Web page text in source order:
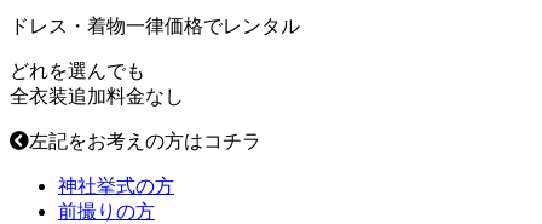
ドレス・着物一律価格でレンタル
どれを選んでも
全衣装追加料金なし
左記をお考えの方はコチラ
神社挙式の方
前撮りの方